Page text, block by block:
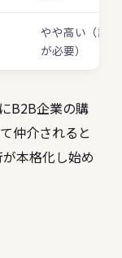
やや高い（設定
が必要）
B2B企業の購
仲介されると
本格化し始め